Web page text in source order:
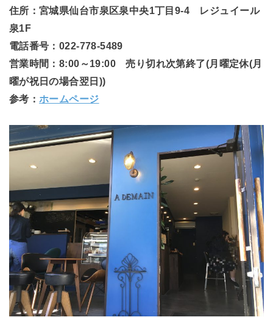
住所：宮城県仙台市泉区泉中央1丁目9-4 レジュイール
泉1F
電話番号：022-778-5489
営業時間：8:00～19:00 売り切れ次第終了(月曜定休(月
曜が祝日の場合翌日))
参考：ホームページ